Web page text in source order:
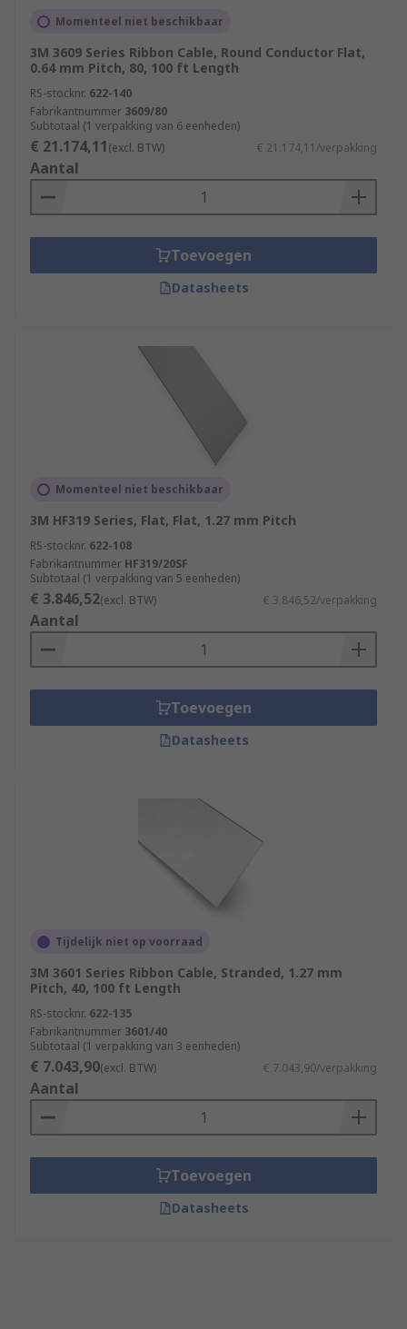
Momenteel niet beschikbaar
3M 3609 Series Ribbon Cable, Round Conductor Flat,
0.64 mm Pitch, 80, 100 ft Length
RS-stocknr. 622-140
Fabrikantnummer 3609/80
Subtotaal (1 verpakking van 6 eenheden)
€ 21.174,11(excl. BTW) € 21.174,11/verpakking
Aantal
Toevoegen
Datasheets
Momenteel niet beschikbaar
3M HF319 Series, Flat, Flat, 1.27 mm Pitch
RS-stocknr. 622-108
Fabrikantnummer HF319/20SF
Subtotaal (1 verpakking van 5 eenheden)
€ 3.846,52(excl. BTW) € 3.846,52/verpakking
Aantal
Toevoegen
Datasheets
Tijdelijk niet op voorraad
3M 3601 Series Ribbon Cable, Stranded, 1.27 mm
Pitch, 40, 100 ft Length
RS-stocknr. 622-135
Fabrikantnummer 3601/40
Subtotaal (1 verpakking van 3 eenheden)
€ 7.043,90(excl. BTW) € 7.043,90/verpakking
Aantal
Toevoegen
Datasheets